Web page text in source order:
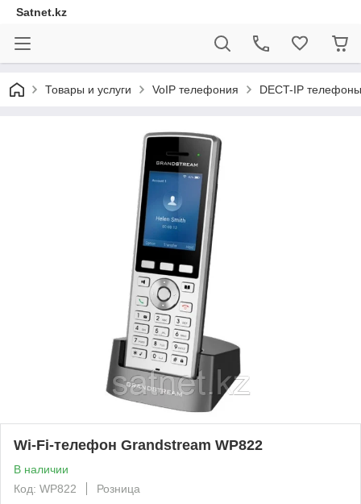
Satnet.kz
Товары и услуги VoIP телефония DECT-IP
Wi-Fi-телефон Grandstream WP822
В наличии
Код: WP822
Розница